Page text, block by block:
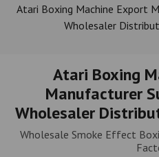
Atari Boxing Machine Export
Wholesaler
Atari Boxing
Manufacturer
Wholesaler
Wholesale Smoke Effect